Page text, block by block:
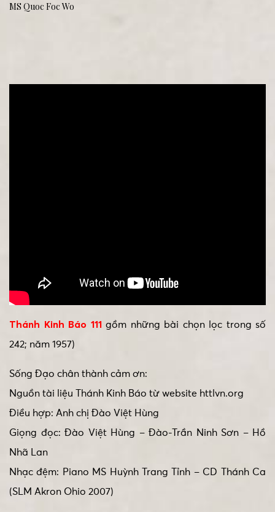
MS Quoc Foc Wo
Thánh Kinh Báo 111 gồm những bài chọn lọc trong số
242; năm 1957)
Sống Đạo chân thành cảm ơn:
Nguồn tài liệu Thánh Kinh Báo từ website httlvn.org
Điều hợp: Anh chị Đào Việt Hùng
Giọng đọc: Đào Việt Hùng – Đào-Trần Ninh Sơn – Hồ
Nhã Lan
Nhạc đệm: Piano MS Huỳnh Trang Tỉnh – CD Thánh Ca
(SLM Akron Ohio 2007)